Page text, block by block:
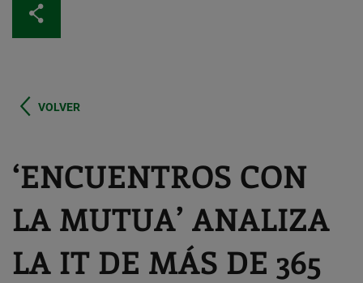
contenido
principal
VOLVER
‘ENCUENTROS CON
LA MUTUA’ ANALIZA
LA IT DE MÁS DE 365